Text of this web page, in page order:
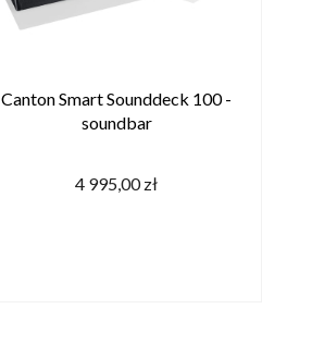
Canton Smart Sounddeck 100 -
soundbar
4 995,00 zł